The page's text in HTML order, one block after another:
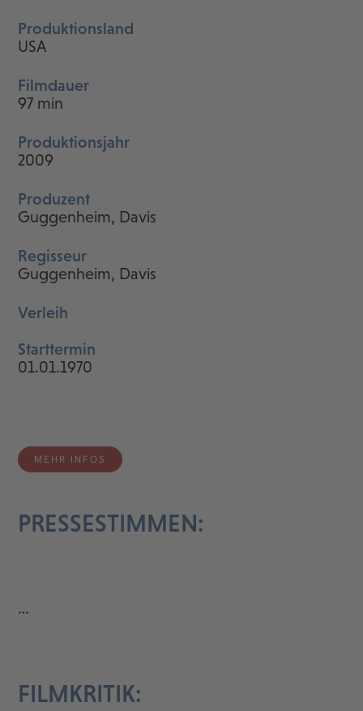
Produktionsland
USA
Filmdauer
97 min
Produktionsjahr
2009
Produzent
Guggenheim, Davis
Regisseur
Guggenheim, Davis
Verleih
Starttermin
01.01.1970
MEHR INFOS
PRESSESTIMMEN:
…
FILMKRITIK: